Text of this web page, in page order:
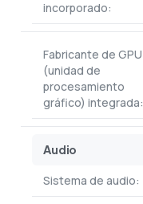
incorporado:
Fabricante de GPU
(unidad de
procesamiento
gráfico) integrada:
Audio
Sistema de audio: